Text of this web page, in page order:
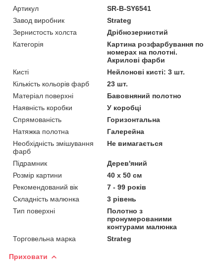
Артикул
SR-B-SY6541
Завод виробник
Strateg
Зернистость холста
Дрібнозернистий
Категорія
Картина розфарбування по
номерах на полотні.
Акрилові фарби
Кисті
Нейлонові кисті: 3 шт.
Кількість кольорів фарб
23 шт.
Матеріал поверхні
Бавовняний полотно
Наявність коробки
У коробці
Спрямованість
Горизонтальна
Натяжка полотна
Галерейна
Необхідність змішування
фарб
Не вимагається
Підрамник
Дерев'яний
Розмір картини
40 х 50 см
Рекомендований вік
7 - 99 років
Складність малюнка
3 рівень
Тип поверхні
Полотно з
пронумерованими
контурами малюнка
Торговельна марка
Strateg
Приховати